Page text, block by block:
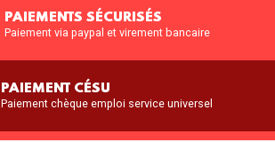
PAIEMENTS SÉCURISÉS
Paiement via paypal et virement bancaire
PAIEMENT CÉSU
Paiement chèque emploi service universel